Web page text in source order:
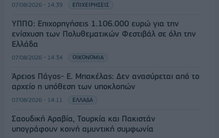
07/08/2026 - 14:39 ΕΠΙΧΕΙΡΗΣΕΙΣ
ΥΠΠΟ: Επιχορηγήσεις 1.106.000 ευρώ για την
ενίσχυση των Πολυθεματικών Φεστιβάλ σε όλη την
Ελλάδα
07/08/2026 - 14:34 ΟΙΚΟΝΟΜΙΑ
Άρειος Πάγος- Ε. Μπακέλας: Δεν ανασύρεται από το
αρχείο η υπόθεση των υποκλοπών
07/08/2026 - 14:11 ΕΛΛΑΔΑ
Σαουδική Αραβία, Τουρκία και Πακιστάν
υπογράφουν κοινή αμυντική συμφωνία